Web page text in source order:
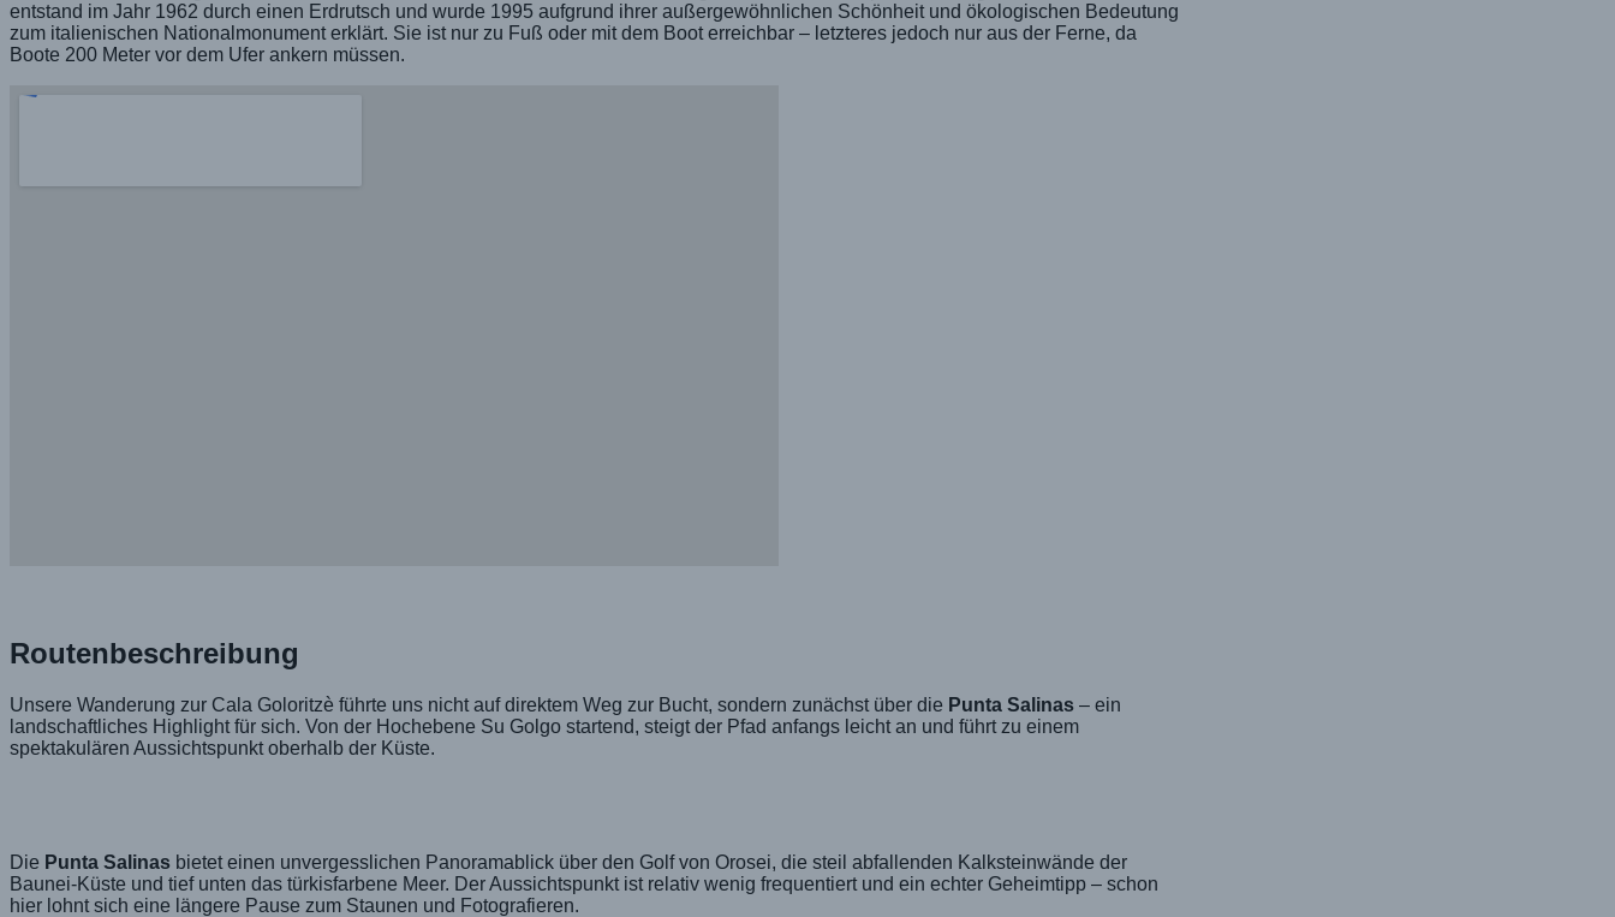
entstand im Jahr 1962 durch einen Erdrutsch und wurde 1995 aufgrund ihrer außergewöhnlichen Schönheit und ökologischen Bedeutung
zum italienischen Nationalmonument erklärt. Sie ist nur zu Fuß oder mit dem Boot erreichbar – letzteres jedoch nur aus der Ferne, da
Boote 200 Meter vor dem Ufer ankern müssen.
Routenbeschreibung
Unsere Wanderung zur Cala Goloritzè führte uns nicht auf direktem Weg zur Bucht, sondern zunächst über die Punta Salinas – ein
landschaftliches Highlight für sich. Von der Hochebene Su Golgo startend, steigt der Pfad anfangs leicht an und führt zu einem
spektakulären Aussichtspunkt oberhalb der Küste.
Die Punta Salinas bietet einen unvergesslichen Panoramablick über den Golf von Orosei, die steil abfallenden Kalksteinwände der
Baunei-Küste und tief unten das türkisfarbene Meer. Der Aussichtspunkt ist relativ wenig frequentiert und ein echter Geheimtipp – schon
hier lohnt sich eine längere Pause zum Staunen und Fotografieren.